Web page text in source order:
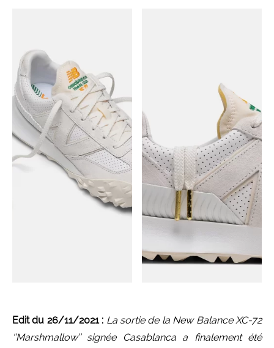
Edit du 26/11/2021 : La sortie de la New Balance XC-72
‘’Marshmallow’’ signée Casablanca a finalement été